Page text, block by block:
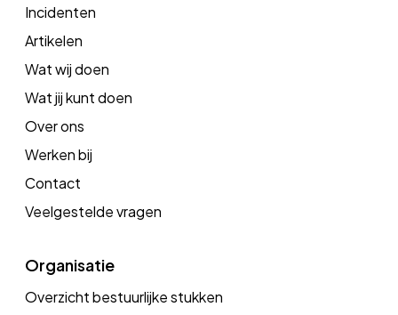
Incidenten
Artikelen
Wat wij doen
Wat jij kunt doen
Over ons
Werken bij
Contact
Veelgestelde vragen
Organisatie
Overzicht bestuurlijke stukken